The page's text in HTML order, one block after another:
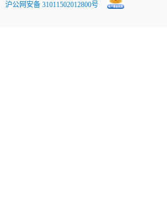
沪公网安备 31011502012800号